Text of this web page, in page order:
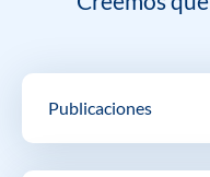
Publicaciones